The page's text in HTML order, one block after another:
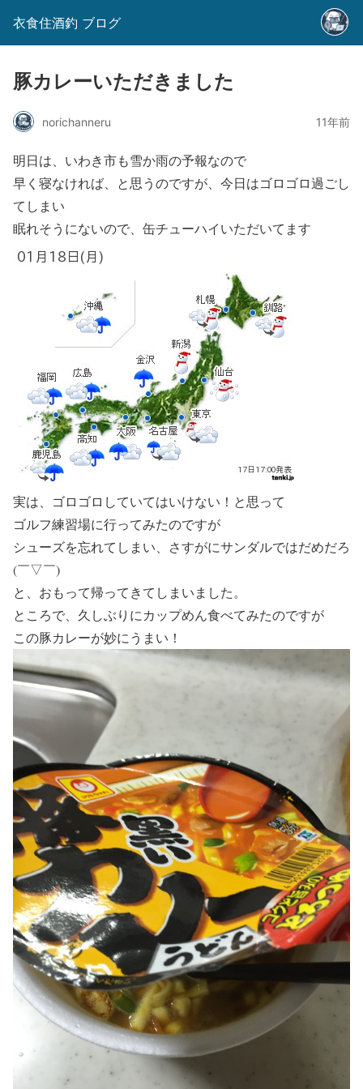
衣食住酒釣 ブログ
豚カレーいただきました
norichanneru 11年前
明日は、いわき市も雪か雨の予報なので
早く寝なければ、と思うのですが、今日はゴロゴロ過ごし
てしまい
眠れそうにないので、缶チューハイいただいてます
実は、ゴロゴロしていてはいけない！と思って
ゴルフ練習場に行ってみたのですが
シューズを忘れてしまい、さすがにサンダルではだめだろ
(￣▽￣)
と、おもって帰ってきてしまいました。
ところで、久しぶりにカップめん食べてみたのですが
この豚カレーが妙にうまい！